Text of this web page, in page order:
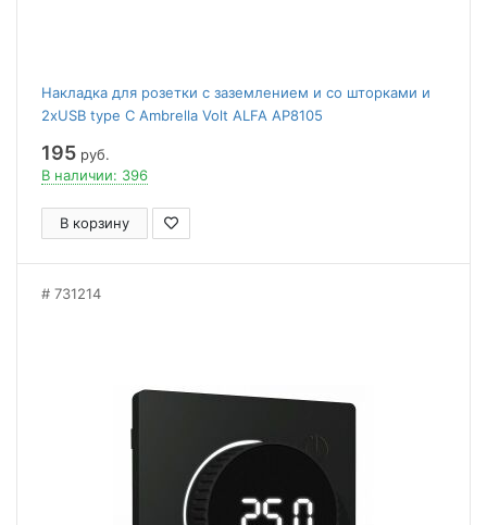
Накладка для розетки с заземлением и со шторками и
2хUSB type С Ambrella Volt ALFA AP8105
195 руб.
В наличии: 396
В корзину
731214